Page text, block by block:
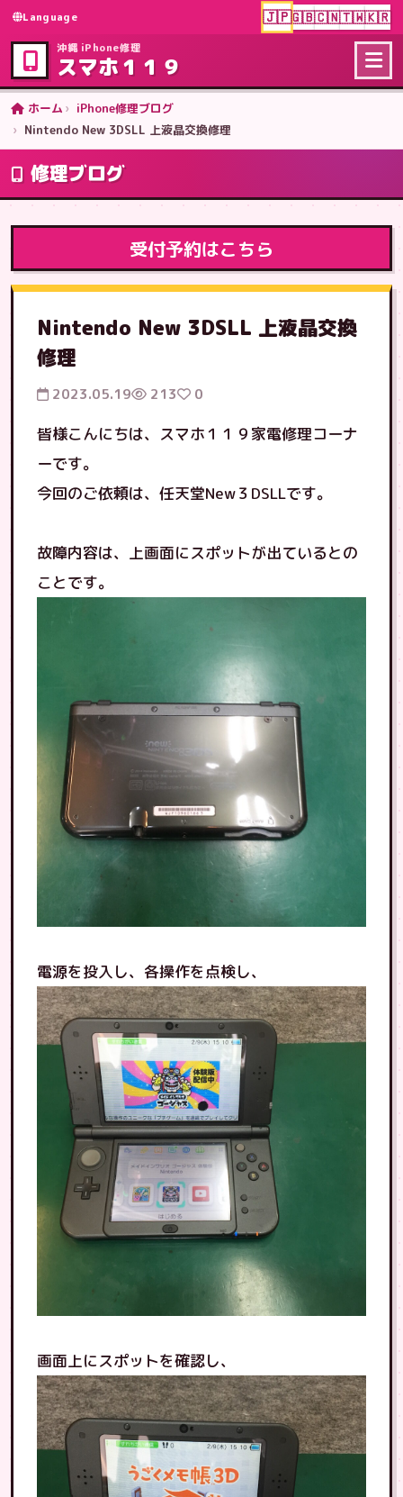
Language 🇯🇵🇬🇧🇨🇳🇹🇼🇰🇷
沖縄 iPhone修理
スマホ１１９
ホーム
iPhone修理ブログ
Nintendo New 3DSLL 上液晶交換修理
修理ブログ
受付予約はこちら
Nintendo New 3DSLL 上液晶交換
修理
2023.05.19 213 0
皆様こんにちは、スマホ１１９家電修理コーナ
ーです。
今回のご依頼は、任天堂New３DSLLです。
故障内容は、上画面にスポットが出ているとの
ことです。
電源を投入し、各操作を点検し、
画面上にスポットを確認し、